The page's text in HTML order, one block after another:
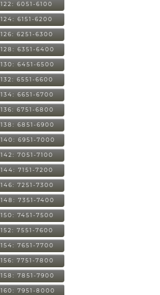
122: 6051-6100
124: 6151-6200
126: 6251-6300
128: 6351-6400
130: 6451-6500
132: 6551-6600
134: 6651-6700
136: 6751-6800
138: 6851-6900
140: 6951-7000
142: 7051-7100
144: 7151-7200
146: 7251-7300
148: 7351-7400
150: 7451-7500
152: 7551-7600
154: 7651-7700
156: 7751-7800
158: 7851-7900
160: 7951-8000